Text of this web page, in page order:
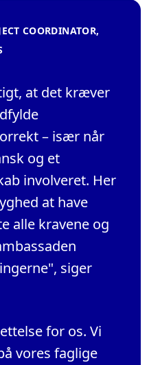
COORDINATOR,
at det kræver
– især når
og et
involveret. Her
at have
alle kravene og
siger
for os. Vi
vores faglige